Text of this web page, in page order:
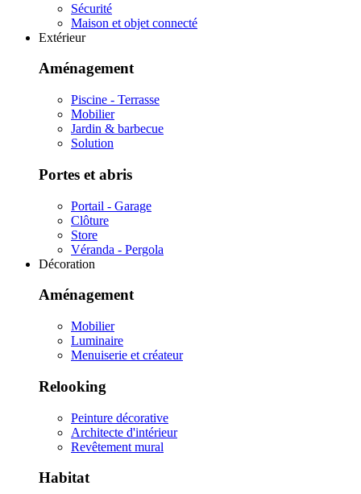
Sécurité
Maison et objet connecté
Extérieur
Aménagement
Piscine - Terrasse
Mobilier
Jardin & barbecue
Solution
Portes et abris
Portail - Garage
Clôture
Store
Véranda - Pergola
Décoration
Aménagement
Mobilier
Luminaire
Menuiserie et créateur
Relooking
Peinture décorative
Architecte d'intérieur
Revêtement mural
Habitat